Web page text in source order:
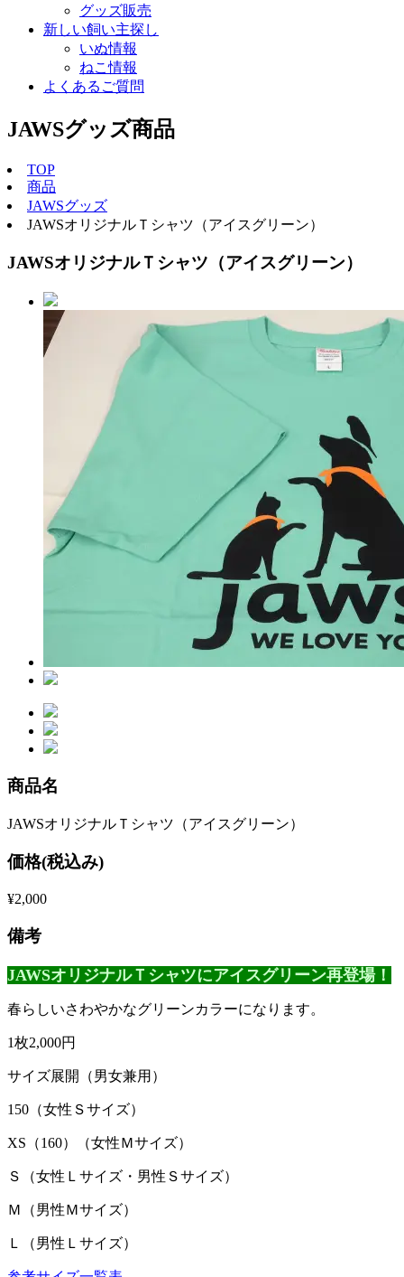
グッズ販売
新しい飼い主探し
いぬ情報
ねこ情報
よくあるご質問
JAWSグッズ商品
TOP
商品
JAWSグッズ
JAWSオリジナルＴシャツ（アイスグリーン）
JAWSオリジナルＴシャツ（アイスグリーン）
商品名
JAWSオリジナルＴシャツ（アイスグリーン）
価格(税込み)
¥2,000
備考
JAWSオリジナルＴシャツにアイスグリーン再登場！
春らしいさわやかなグリーンカラーになります。
1枚2,000円
サイズ展開（男女兼用）
150（女性Ｓサイズ）
XS（160）（女性Ｍサイズ）
Ｓ（女性Ｌサイズ・男性Ｓサイズ）
Ｍ（男性Ｍサイズ）
Ｌ（男性Ｌサイズ）